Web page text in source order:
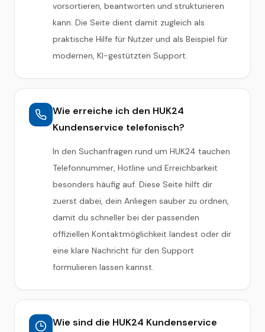
vorsortieren, beantworten und strukturieren
kann. Die Seite dient damit zugleich als
praktische Hilfe für Nutzer und als Beispiel für
modernen, KI-gestützten Support.
Wie erreiche ich den HUK24
Kundenservice telefonisch?
In den Suchanfragen rund um HUK24 tauchen
Telefonnummer, Hotline und Erreichbarkeit
besonders häufig auf. Diese Seite hilft dir
zuerst dabei, dein Anliegen sauber zu ordnen,
damit du schneller bei der passenden
offiziellen Kontaktmöglichkeit landest oder dir
eine klare Nachricht für den Support
formulieren lassen kannst.
Wie sind die HUK24 Kundenservice